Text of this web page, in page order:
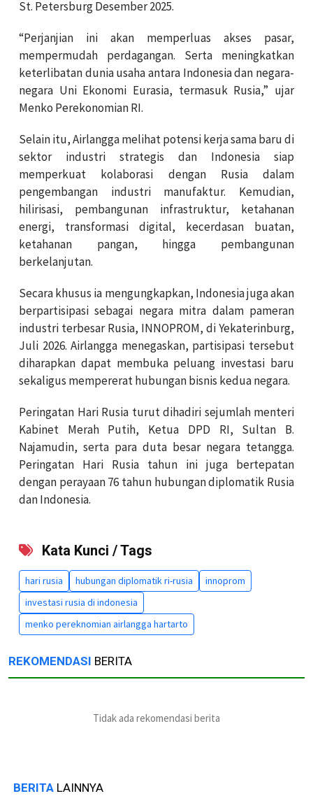
St. Petersburg Desember 2025.
“Perjanjian ini akan memperluas akses pasar,
mempermudah perdagangan. Serta meningkatkan
keterlibatan dunia usaha antara Indonesia dan negara-
negara Uni Ekonomi Eurasia, termasuk Rusia,” ujar
Menko Perekonomian RI.
Selain itu, Airlangga melihat potensi kerja sama baru di
sektor industri strategis dan Indonesia siap
memperkuat kolaborasi dengan Rusia dalam
pengembangan industri manufaktur. Kemudian,
hilirisasi, pembangunan infrastruktur, ketahanan
energi, transformasi digital, kecerdasan buatan,
ketahanan pangan, hingga pembangunan
berkelanjutan.
Secara khusus ia mengungkapkan, Indonesia juga akan
berpartisipasi sebagai negara mitra dalam pameran
industri terbesar Rusia, INNOPROM, di Yekaterinburg,
Juli 2026. Airlangga menegaskan, partisipasi tersebut
diharapkan dapat membuka peluang investasi baru
sekaligus mempererat hubungan bisnis kedua negara.
Peringatan Hari Rusia turut dihadiri sejumlah menteri
Kabinet Merah Putih, Ketua DPD RI, Sultan B.
Najamudin, serta para duta besar negara tetangga.
Peringatan Hari Rusia tahun ini juga bertepatan
dengan perayaan 76 tahun hubungan diplomatik Rusia
dan Indonesia.
Kata Kunci / Tags
hari rusia hubungan diplomatik ri-rusia
innoprom
investasi rusia di indonesia
menko pereknomian airlangga hartarto
REKOMENDASI BERITA
Tidak ada rekomendasi berita
BERITA LAINNYA